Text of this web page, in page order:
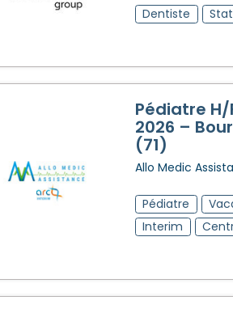
Dentiste
Pédiatre
2026 –
(71)
Allo Medic
Pédiatre
Interim